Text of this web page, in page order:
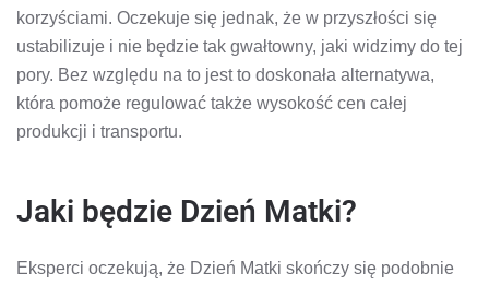
korzyściami. Oczekuje się jednak, że w przyszłości się
ustabilizuje i nie będzie tak gwałtowny, jaki widzimy do tej
pory. Bez względu na to jest to doskonała alternatywa,
która pomoże regulować także wysokość cen całej
produkcji i transportu.
Jaki będzie Dzień Matki?
Eksperci oczekują, że Dzień Matki skończy się podobnie